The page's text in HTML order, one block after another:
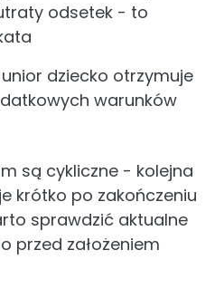
odsetek - to
dziecko otrzymuje
warunków
są cykliczne - kolejna
krótko po zakończeniu
sprawdzić aktualne
przed założeniem